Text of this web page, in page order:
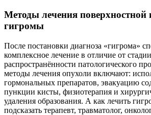
Методы лечения поверхностной
гигромы
После постановки диагноза «гигрома»
комплексное лечение в отличие от
распространённости патологического
методы лечения опухоли включают:
гормональных препаратов, эвакуацию
пункции кисты, физиотерапия и
удаления образования. А как лечить
подсказать терапевт, травматолог,